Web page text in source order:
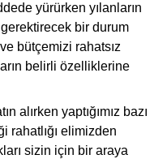
yürürken yılanların
bir durum
bütçemizi rahatsız
belirli özelliklerine
alırken yaptığımız bazı
rahatlığı elimizden
sizin için bir araya